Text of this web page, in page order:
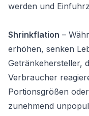
werden und
Shrinkflation –
erhöhen, senken
Getränkehersteller,
Verbraucher
Portionsgrößen
zunehmend